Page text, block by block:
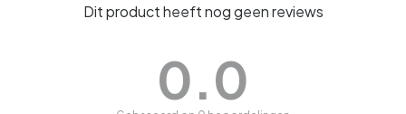
Dit product heeft nog geen reviews
0.0